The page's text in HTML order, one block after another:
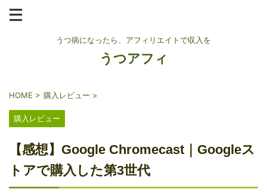
うつ病になったら、アフィリエイトで収入を
うつアフィ
HOME > 購入レビュー >
購入レビュー
【感想】Google Chromecast｜Googleス
トアで購入した第3世代